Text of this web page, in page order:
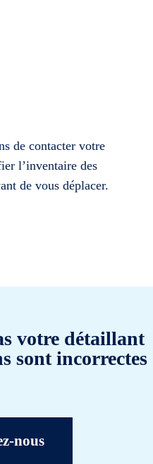
de contacter votre
l’inventaire des
de vous déplacer.
votre détaillant
sont incorrectes
nous